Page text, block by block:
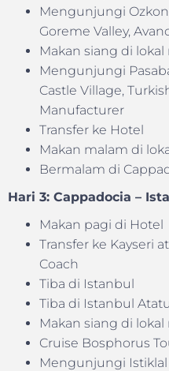
Mengunjungi
Goreme Valley,
Makan siang di lokal
Mengunjungi
Castle Village,
Manufacturer
Transfer ke Hotel
Makan malam di
Bermalam di
Hari 3: Cappadocia –
Makan pagi di Hotel
Transfer ke Kayseri
Coach
Tiba di Istanbul
Tiba di Istanbul
Makan siang di lokal
Cruise Bosphorus
Mengunjungi Istiklal